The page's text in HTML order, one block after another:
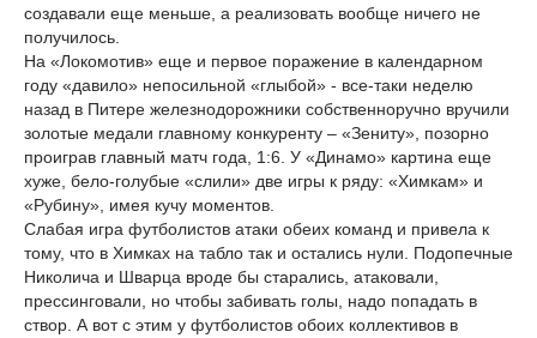
создавали еще меньше, а реализовать вообще ничего не
получилось.
На «Локомотив» еще и первое поражение в календарном
году «давило» непосильной «глыбой» - все-таки неделю
назад в Питере железнодорожники собственноручно вручили
золотые медали главному конкуренту – «Зениту», позорно
проиграв главный матч года, 1:6. У «Динамо» картина еще
хуже, бело-голубые «слили» две игры к ряду: «Химкам» и
«Рубину», имея кучу моментов.
Слабая игра футболистов атаки обеих команд и привела к
тому, что в Химках на табло так и остались нули. Подопечные
Николича и Шварца вроде бы старались, атаковали,
прессинговали, но чтобы забивать голы, надо попадать в
створ. А вот с этим у футболистов обоих коллективов в